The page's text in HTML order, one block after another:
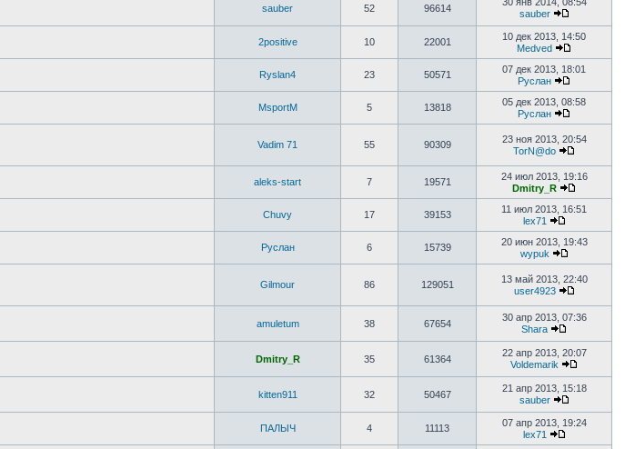
sauber 52 96614
sauber
2positive 10 22001
10 дек 2013, 14:50
Medved
Ryslan4 23 50571
07 дек 2013, 18:01
Руслан
MsportM 5 13818
05 дек 2013, 08:58
Руслан
Vadim 71 55 90309
23 ноя 2013, 20:54
TorN@do
aleks-start 7 19571
24 июл 2013, 19:16
Dmitry_R
Chuvy 17 39153
11 июл 2013, 16:51
lex71
Руслан 6 15739
20 июн 2013, 19:43
wypuk
Gilmour 86 129051
13 май 2013, 22:40
user4923
amuletum 38 67654
30 апр 2013, 07:36
Shara
Dmitry_R 35 61364
22 апр 2013, 20:07
Voldemarik
kitten911 32 50467
21 апр 2013, 15:18
sauber
ПАЛЫЧ 4 11113
07 апр 2013, 19:24
lex71